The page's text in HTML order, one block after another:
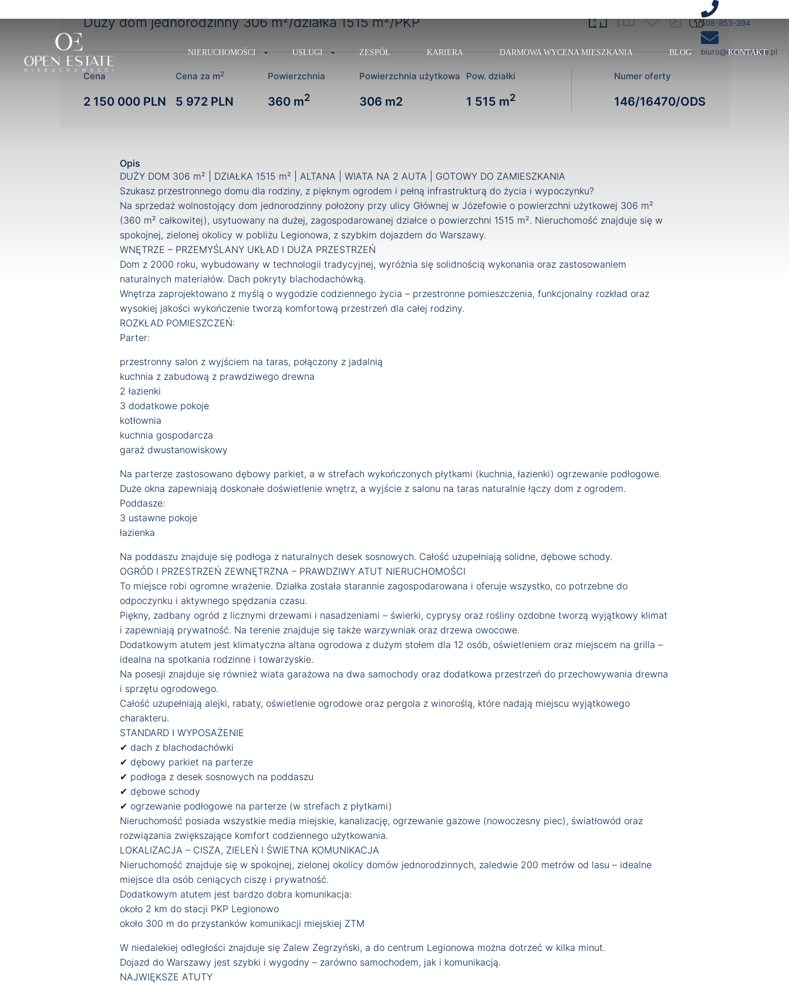
508-853-394
biuro@openestate.pl
NIERUCHOMOŚCI USŁUGI ZESPÓŁ KARIERA DARMOWA WYCENA MIESZKANIA BLOG KONTAKT
Duży dom jednorodzinny 306 m²/działka 1515 m²/PKP
Cena
2 150 000 PLN
Cena za m2
5 972 PLN
Powierzchnia
360 m2
Powierzchnia użytkowa
306 m2
Pow. działki
1 515 m2
Numer oferty
146/16470/ODS
Opis
DUŻY DOM 306 m² | DZIAŁKA 1515 m² | ALTANA | WIATA NA 2 AUTA | GOTOWY DO ZAMIESZKANIA
Szukasz przestronnego domu dla rodziny, z pięknym ogrodem i pełną infrastrukturą do życia i wypoczynku?
Na sprzedaż wolnostojący dom jednorodzinny położony przy ulicy Głównej w Józefowie o powierzchni użytkowej 306 m²
(360 m² całkowitej), usytuowany na dużej, zagospodarowanej działce o powierzchni 1515 m². Nieruchomość znajduje się w
spokojnej, zielonej okolicy w pobliżu Legionowa, z szybkim dojazdem do Warszawy.
WNĘTRZE – PRZEMYŚLANY UKŁAD I DUŻA PRZESTRZEŃ
Dom z 2000 roku, wybudowany w technologii tradycyjnej, wyróżnia się solidnością wykonania oraz zastosowaniem
naturalnych materiałów. Dach pokryty blachodachówką.
Wnętrza zaprojektowano z myślą o wygodzie codziennego życia – przestronne pomieszczenia, funkcjonalny rozkład oraz
wysokiej jakości wykończenie tworzą komfortową przestrzeń dla całej rodziny.
ROZKŁAD POMIESZCZEŃ:
Parter:
przestronny salon z wyjściem na taras, połączony z jadalnią
kuchnia z zabudową z prawdziwego drewna
2 łazienki
3 dodatkowe pokoje
kotłownia
kuchnia gospodarcza
garaż dwustanowiskowy
Na parterze zastosowano dębowy parkiet, a w strefach wykończonych płytkami (kuchnia, łazienki) ogrzewanie podłogowe.
Duże okna zapewniają doskonałe doświetlenie wnętrz, a wyjście z salonu na taras naturalnie łączy dom z ogrodem.
Poddasze:
3 ustawne pokoje
łazienka
Na poddaszu znajduje się podłoga z naturalnych desek sosnowych. Całość uzupełniają solidne, dębowe schody.
OGRÓD I PRZESTRZEŃ ZEWNĘTRZNA – PRAWDZIWY ATUT NIERUCHOMOŚCI
To miejsce robi ogromne wrażenie. Działka została starannie zagospodarowana i oferuje wszystko, co potrzebne do
odpoczynku i aktywnego spędzania czasu.
Piękny, zadbany ogród z licznymi drzewami i nasadzeniami – świerki, cyprysy oraz rośliny ozdobne tworzą wyjątkowy klimat
i zapewniają prywatność. Na terenie znajduje się także warzywniak oraz drzewa owocowe.
Dodatkowym atutem jest klimatyczna altana ogrodowa z dużym stołem dla 12 osób, oświetleniem oraz miejscem na grilla –
idealna na spotkania rodzinne i towarzyskie.
Na posesji znajduje się również wiata garażowa na dwa samochody oraz dodatkowa przestrzeń do przechowywania drewna
i sprzętu ogrodowego.
Całość uzupełniają alejki, rabaty, oświetlenie ogrodowe oraz pergola z winoroślą, które nadają miejscu wyjątkowego
charakteru.
STANDARD I WYPOSAŻENIE
✔ dach z blachodachówki
✔ dębowy parkiet na parterze
✔ podłoga z desek sosnowych na poddaszu
✔ dębowe schody
✔ ogrzewanie podłogowe na parterze (w strefach z płytkami)
Nieruchomość posiada wszystkie media miejskie, kanalizację, ogrzewanie gazowe (nowoczesny piec), światłowód oraz
rozwiązania zwiększające komfort codziennego użytkowania.
LOKALIZACJA – CISZA, ZIELEŃ I ŚWIETNA KOMUNIKACJA
Nieruchomość znajduje się w spokojnej, zielonej okolicy domów jednorodzinnych, zaledwie 200 metrów od lasu – idealne
miejsce dla osób ceniących ciszę i prywatność.
Dodatkowym atutem jest bardzo dobra komunikacja:
około 2 km do stacji PKP Legionowo
około 300 m do przystanków komunikacji miejskiej ZTM
W niedalekiej odległości znajduje się Zalew Zegrzyński, a do centrum Legionowa można dotrzeć w kilka minut.
Dojazd do Warszawy jest szybki i wygodny – zarówno samochodem, jak i komunikacją.
NAJWIĘKSZE ATUTY